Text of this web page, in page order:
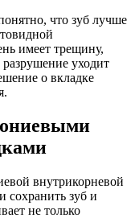
что зуб лучше
имеет трещину,
уходит
о вкладке
внутрикорневой
сохранить зуб и
не только